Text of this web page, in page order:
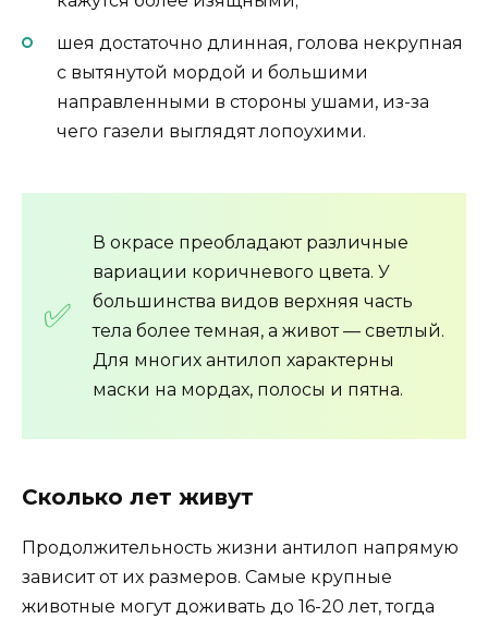
шея достаточно длинная, голова некрупная
с вытянутой мордой и большими
направленными в стороны ушами, из-за
чего газели выглядят лопоухими.
В окрасе преобладают различные
вариации коричневого цвета. У
большинства видов верхняя часть
тела более темная, а живот — светлый.
Для многих антилоп характерны
маски на мордах, полосы и пятна.
Сколько лет живут
Продолжительность жизни антилоп напрямую
зависит от их размеров. Самые крупные
животные могут доживать до 16-20 лет, тогда